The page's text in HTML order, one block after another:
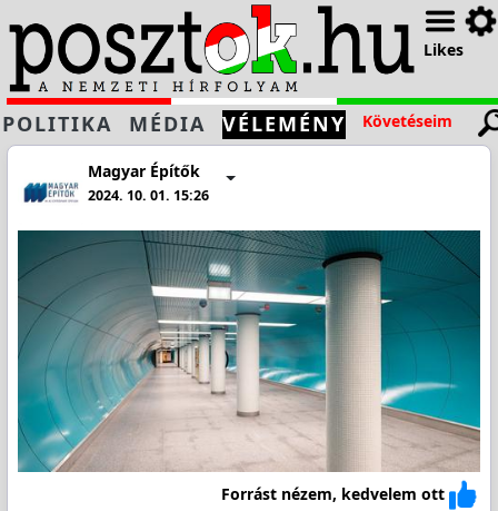
Likes
POLITIKA MÉDIA VÉLEMÉNY Követéseim
Magyar Építők
2024. 10. 01. 15:26
Forrást nézem, kedvelem ott